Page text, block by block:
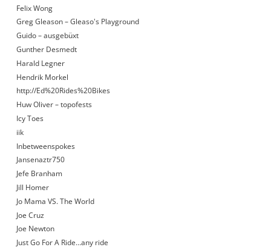
Felix Wong
Greg Gleason – Gleaso's Playground
Guido – ausgebüxt
Gunther Desmedt
Harald Legner
Hendrik Morkel
http://Ed%20Rides%20Bikes
Huw Oliver – topofests
Icy Toes
iik
Inbetweenspokes
Jansenaztr750
Jefe Branham
Jill Homer
Jo Mama VS. The World
Joe Cruz
Joe Newton
Just Go For A Ride…any ride